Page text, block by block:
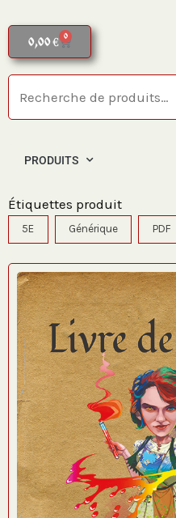
0,00€ 0
Panier
PRODUITS
Étiquettes produit
5E Générique PDF